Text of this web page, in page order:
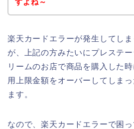
すよね～
楽天カードエラーが発生してし
が、上記の方みたいにプレステ
リームのお店で商品を購入した
用上限金額をオーバーしてしま
ます。
なので、楽天カードエラーで困